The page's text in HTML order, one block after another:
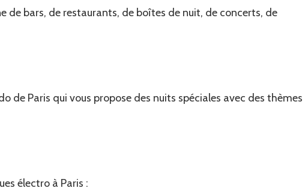
bars, de restaurants, de boîtes de nuit, de concerts, de
de Paris qui vous propose des nuits spéciales avec des thèmes
électro à Paris :